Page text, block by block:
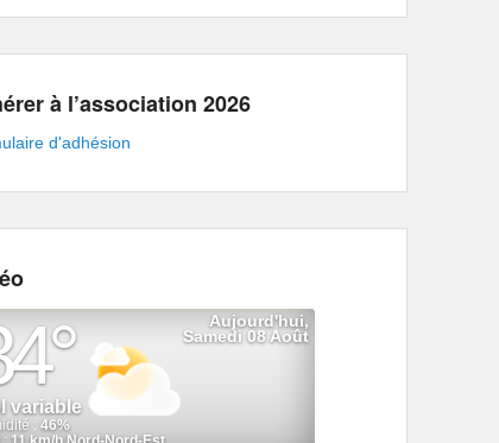
à l’association 2026
d'adhésion